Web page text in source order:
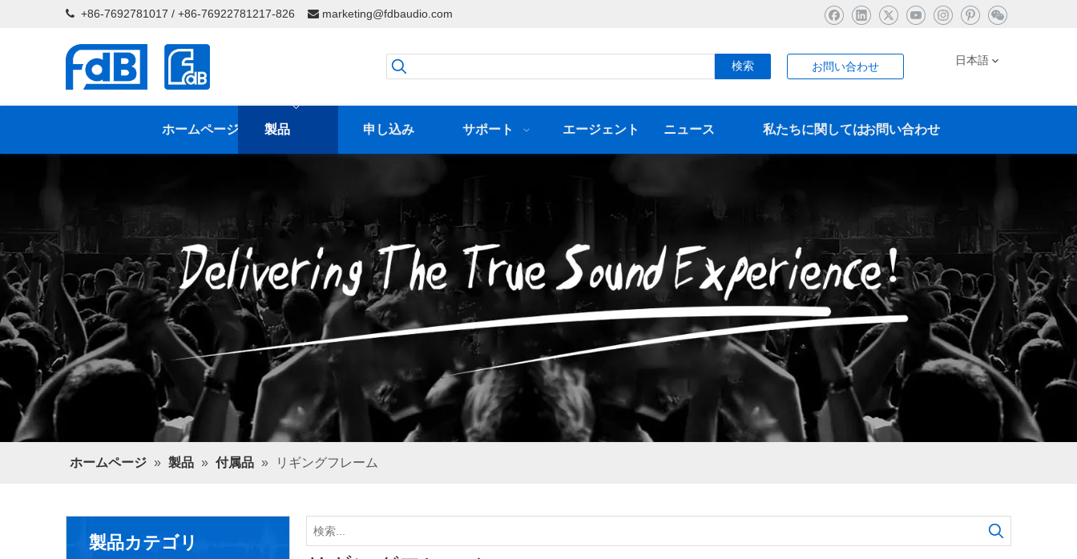
 +86-7692781017 / +86-76922781217-826  marketing@fdbaudio.com
検索 お問い合わせ 日本語
ホームページ 製品 申し込み サポート エージェント ニュース 私たちに関してはお問い合わせ
ホームページ » 製品 » 付属品 » リギングフレーム
製品カテゴリ